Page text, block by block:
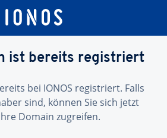
ist bereits registriert
bei IONOS registriert. Falls
sind, können Sie sich jetzt
Domain zugreifen.